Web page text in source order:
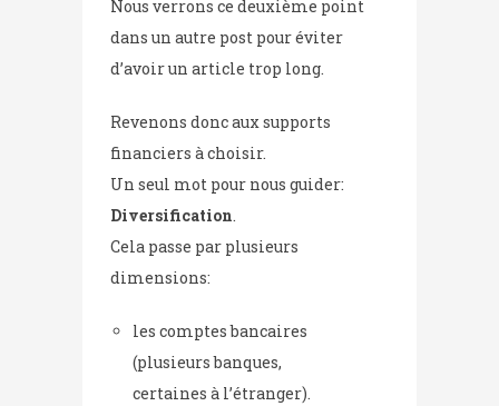
Nous verrons ce deuxième point
dans un autre post pour éviter
d’avoir un article trop long.
Revenons donc aux supports
financiers à choisir.
Un seul mot pour nous guider:
Diversification.
Cela passe par plusieurs
dimensions:
les comptes bancaires
(plusieurs banques,
certaines à l’étranger).